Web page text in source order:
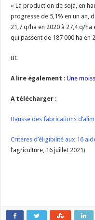
« La production de soja, en
progresse de 5,1% en un an,
21,7 q/ha en 2020 à 27,4 q/
qui passent de 187 000 ha en
BC
A lire également :Une
A télécharger :
Hausse des fabrications
Critères d’éligibilité aux 16
l’agriculture, 16 juillet 2021)